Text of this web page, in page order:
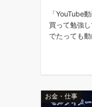
「YouTube
買って勉強
でたっても
お金・仕事